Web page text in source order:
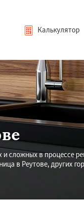
Калькулятор
сложных в процессе
в Реутове, других